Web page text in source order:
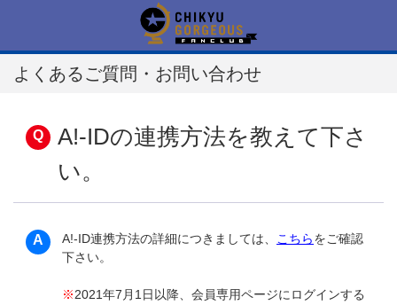
よくあるご質問・お問い合わせ
A!-IDの連携方法を教えて下さ
い。
A!-ID連携方法の詳細につきましては、 こちらをご確認
下さい。
※2021年7月1日以降、会員専用ページにログインする